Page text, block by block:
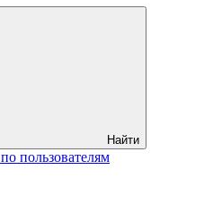
Найти
по пользователям